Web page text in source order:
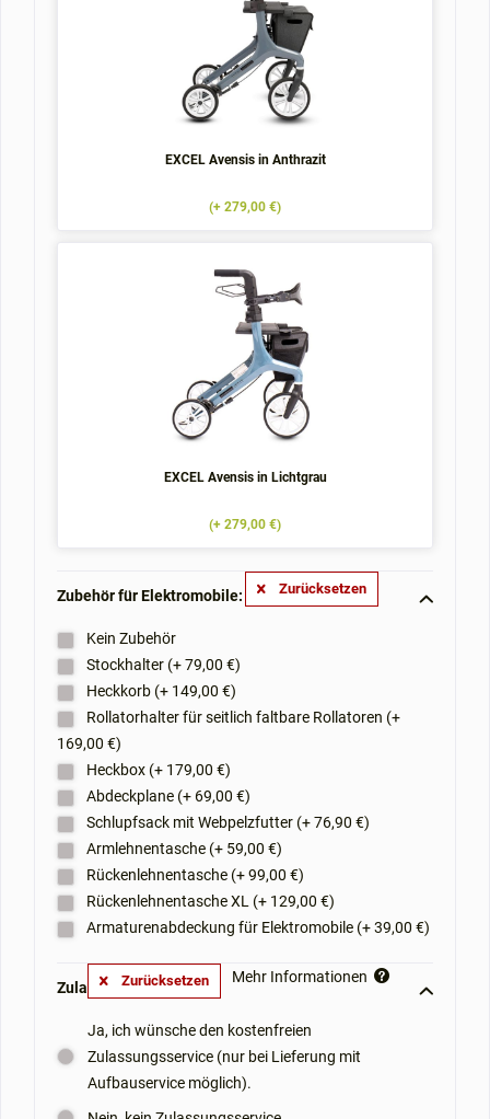
EXCEL Avensis in Anthrazit
(+ 279,00 €)
EXCEL Avensis in Lichtgrau
(+ 279,00 €)
Zubehör für Elektromobile: **
Kein Zubehör
Stockhalter (+ 79,00 €)
Heckkorb (+ 149,00 €)
Rollatorhalter für seitlich faltbare Rollatoren (+
169,00 €)
Heckbox (+ 179,00 €)
Abdeckplane (+ 69,00 €)
Schlupfsack mit Webpelzfutter (+ 76,90 €)
Armlehnentasche (+ 59,00 €)
Rückenlehnentasche (+ 99,00 €)
Rückenlehnentasche XL (+ 129,00 €)
Armaturenabdeckung für Elektromobile (+ 39,00 €)
Zurücksetzen
Zulassungsservice: **
Ja, ich wünsche den kostenfreien
Zulassungsservice (nur bei Lieferung mit
Aufbauservice möglich).
Zurücksetzen Mehr Informationen